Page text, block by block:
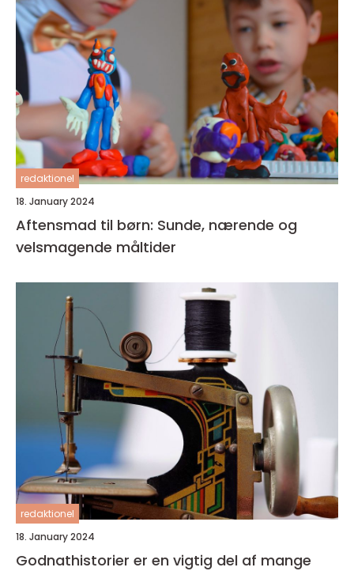
redaktionel
18. January 2024
Aftensmad til børn: Sunde, nærende og
velsmagende måltider
redaktionel
18. January 2024
Godnathistorier er en vigtig del af mange